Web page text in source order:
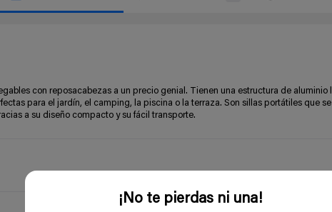
¡No te pierdas ni una!
con reposacabezas a un precio genial. Tienen una estructura de aluminio
para el jardín, el camping, la piscina o la terraza. Son sillas portátiles que
a su diseño compacto y su fácil transporte.